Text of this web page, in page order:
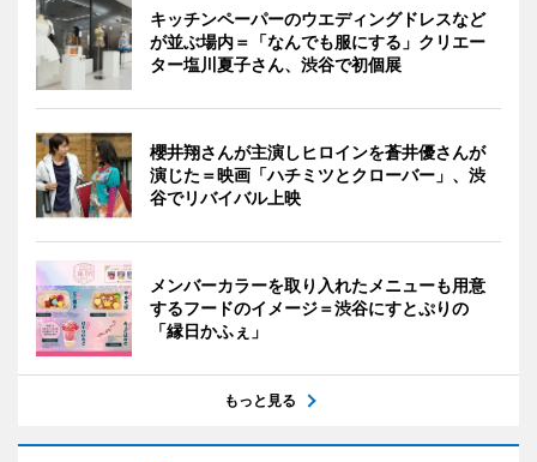
キッチンペーパーのウエディングドレスなど
が並ぶ場内＝「なんでも服にする」クリエー
ター塩川夏子さん、渋谷で初個展
櫻井翔さんが主演しヒロインを蒼井優さんが
演じた＝映画「ハチミツとクローバー」、渋
谷でリバイバル上映
メンバーカラーを取り入れたメニューも用意
するフードのイメージ＝渋谷にすとぷりの
「縁日かふぇ」
もっと見る